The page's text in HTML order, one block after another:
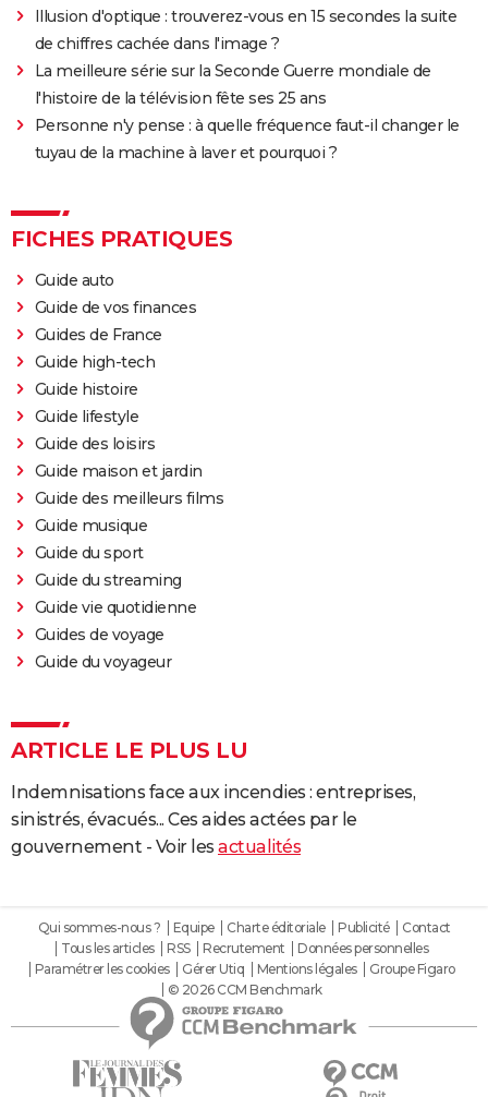
Illusion d'optique : trouverez-vous en 15 secondes la suite
de chiffres cachée dans l'image ?
La meilleure série sur la Seconde Guerre mondiale de
l'histoire de la télévision fête ses 25 ans
Personne n'y pense : à quelle fréquence faut-il changer le
tuyau de la machine à laver et pourquoi ?
FICHES PRATIQUES
Guide auto
Guide de vos finances
Guides de France
Guide high-tech
Guide histoire
Guide lifestyle
Guide des loisirs
Guide maison et jardin
Guide des meilleurs films
Guide musique
Guide du sport
Guide du streaming
Guide vie quotidienne
Guides de voyage
Guide du voyageur
ARTICLE LE PLUS LU
Indemnisations face aux incendies : entreprises,
sinistrés, évacués... Ces aides actées par le
gouvernement - Voir les actualités
Qui sommes-nous ? Equipe Charte éditoriale Publicité
Contact
Tous les articles
RSS Recrutement
Données personnelles
Paramétrer les cookies
Gérer Utiq Mentions légales
Groupe Figaro
© 2026 CCM Benchmark